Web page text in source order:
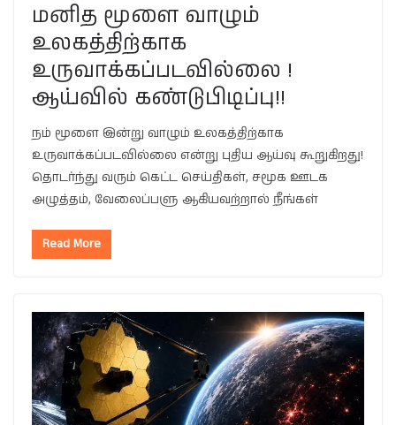
மனித மூளை வாழும்
உலகத்திற்காக
உருவாக்கப்படவில்லை !
ஆய்வில் கண்டுபிடிப்பு!!
நம் மூளை இன்று வாழும் உலகத்திற்காக
உருவாக்கப்படவில்லை என்று புதிய ஆய்வு கூறுகிறது!
தொடர்ந்து வரும் கெட்ட செய்திகள், சமூக ஊடக
அழுத்தம், வேலைப்பளு ஆகியவற்றால் நீங்கள்
Read More